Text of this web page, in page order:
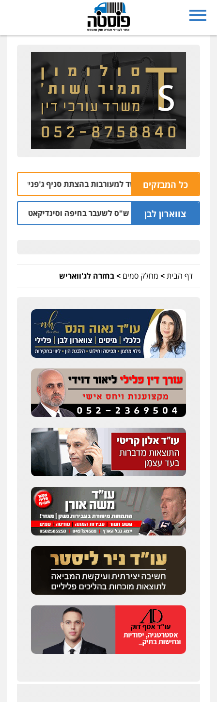
כל המבזקים
רחובות נעצרו בחשד למעורבות בהצתת סניף ג'פניקה בגבעתיים
צווארון לבן
כתב אישום: יו"ר ש"ס לשעבר בחיפה וסינדיקאט ההלוואות
דף הבית> מחלק סמים >בחזרה לג'וואריש